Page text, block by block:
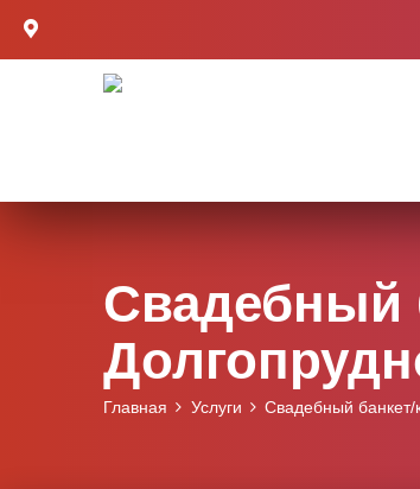
Свадебный
Главная Услуги Свадебный банкет/